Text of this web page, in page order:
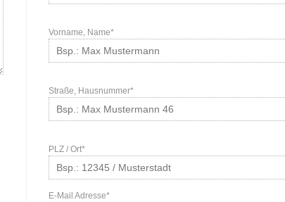
Vorname, Name*
Straße, Hausnummer*
PLZ / Ort*
E-Mail Adresse*